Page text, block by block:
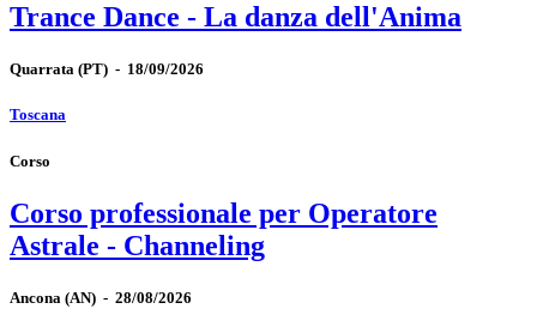
Trance Dance - La danza dell'Anima
Quarrata (PT) - 18/09/2026
Toscana
Corso
Corso professionale per Operatore
Astrale - Channeling
Ancona (AN) - 28/08/2026